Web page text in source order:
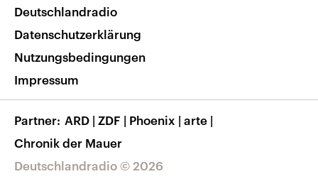
Nachrichten App
Frequenzen
Veranstaltungen
Musikliste
RSS
Barrierefreiheit
Deutschlandradio © 2026
Deutschlandradio
Datenschutzerklärung
Nutzungsbedingungen
Impressum
Partner ARD | ZDF | Phoenix | arte |
Chronik der Mauer